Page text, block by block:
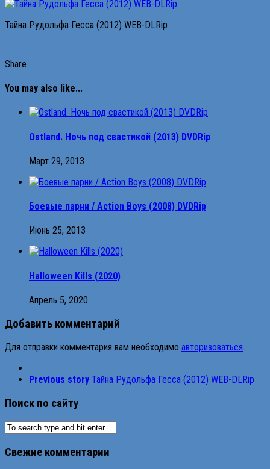
Тайна Рудольфа Гесса (2012) WEB-DLRip
Share
You may also like...
Ostland. Ночь под свастикой (2013) DVDRip
Март 29, 2013
Боевые парни / Action Boys (2008) DVDRip
Июнь 25, 2013
Halloween Kills (2020)
Апрель 5, 2020
Добавить комментарий
Для отправки комментария вам необходимо авторизоваться.
Previous story Тайна Рудольфа Гесса (2012) WEB-DLRip
Поиск по сайту
Свежие комментарии